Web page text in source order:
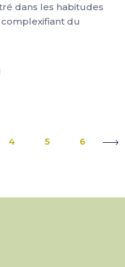
dans les habitudes
du
4 5 6